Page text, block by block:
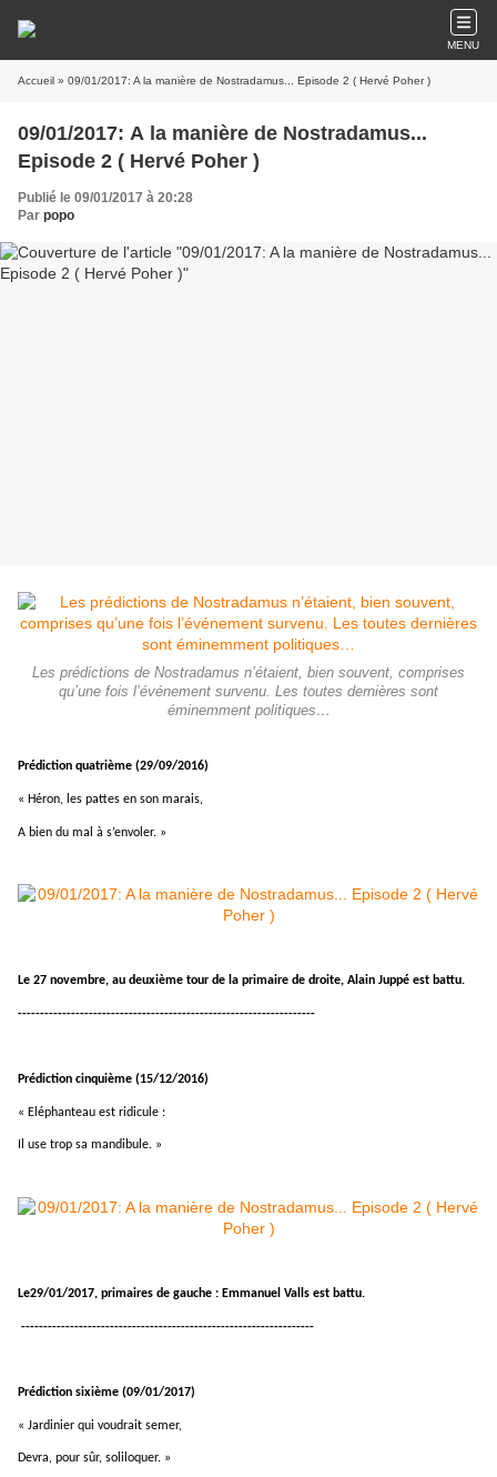
MENU
Accueil » 09/01/2017: A la manière de Nostradamus... Episode 2 ( Hervé Poher )
09/01/2017: A la manière de Nostradamus...
Episode 2 ( Hervé Poher )
Publié le 09/01/2017 à 20:28
Par popo
Les prédictions de Nostradamus n’étaient, bien souvent, comprises
qu’une fois l’événement survenu. Les toutes dernières sont
éminemment politiques…
Prédiction quatrième (29/09/2016)
« Héron, les pattes en son marais,
A bien du mal à s’envoler. »
Le 27 novembre, au deuxième tour de la primaire de droite, Alain Juppé est battu.
-------------------------------------------------------------------
Prédiction cinquième (15/12/2016)
« Eléphanteau est ridicule :
Il use trop sa mandibule. »
Le29/01/2017, primaires de gauche : Emmanuel Valls est battu.
------------------------------------------------------------------
Prédiction sixième (09/01/2017)
« Jardinier qui voudrait semer,
Devra, pour sûr, soliloquer. »